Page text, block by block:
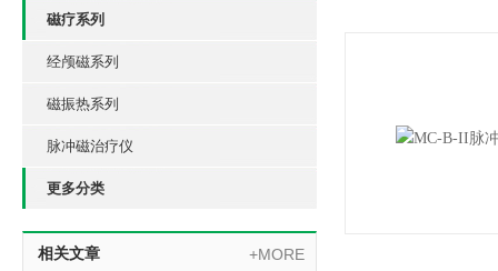
磁疗系列
经颅磁系列
磁振热系列
脉冲磁治疗仪
更多分类
相关文章 +MORE